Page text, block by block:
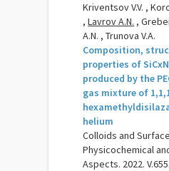
Kriventsov V.V. ,
,Lavrov A.N. ,
A.N. , Trunova V.A.
Composition,
properties of
produced by the
gas mixture of
helium
Colloids and
Physicochemical
Aspects. 2022.